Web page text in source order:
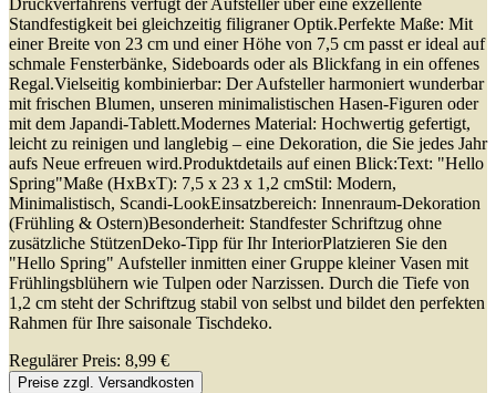
Druckverfahrens verfügt der Aufsteller über eine exzellente
Standfestigkeit bei gleichzeitig filigraner Optik.Perfekte Maße: Mit
einer Breite von 23 cm und einer Höhe von 7,5 cm passt er ideal auf
schmale Fensterbänke, Sideboards oder als Blickfang in ein offenes
Regal.Vielseitig kombinierbar: Der Aufsteller harmoniert wunderbar
mit frischen Blumen, unseren minimalistischen Hasen-Figuren oder
mit dem Japandi-Tablett.Modernes Material: Hochwertig gefertigt,
leicht zu reinigen und langlebig – eine Dekoration, die Sie jedes Jahr
aufs Neue erfreuen wird.Produktdetails auf einen Blick:Text: "Hello
Spring"Maße (HxBxT): 7,5 x 23 x 1,2 cmStil: Modern,
Minimalistisch, Scandi-LookEinsatzbereich: Innenraum-Dekoration
(Frühling & Ostern)Besonderheit: Standfester Schriftzug ohne
zusätzliche StützenDeko-Tipp für Ihr InteriorPlatzieren Sie den
"Hello Spring" Aufsteller inmitten einer Gruppe kleiner Vasen mit
Frühlingsblühern wie Tulpen oder Narzissen. Durch die Tiefe von
1,2 cm steht der Schriftzug stabil von selbst und bildet den perfekten
Rahmen für Ihre saisonale Tischdeko.
Regulärer Preis: 8,99 €
Preise zzgl. Versandkosten